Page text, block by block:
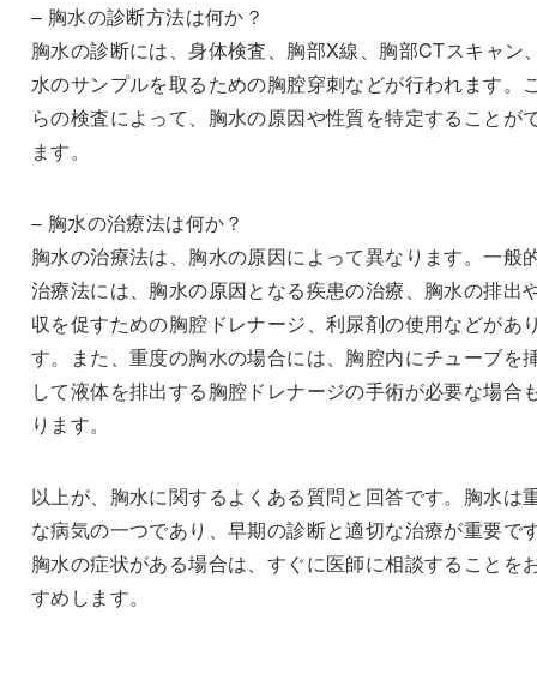
– 胸水の診断方法は何か？
胸水の診断には、身体検査、胸部X線、胸部CTスキャン
水のサンプルを取るための胸腔穿刺などが行われます。
らの検査によって、胸水の原因や性質を特定することが
ます。
– 胸水の治療法は何か？
胸水の治療法は、胸水の原因によって異なります。一般
治療法には、胸水の原因となる疾患の治療、胸水の排出
収を促すための胸腔ドレナージ、利尿剤の使用などがあ
す。また、重度の胸水の場合には、胸腔内にチューブを
して液体を排出する胸腔ドレナージの手術が必要な場合
ります。
以上が、胸水に関するよくある質問と回答です。胸水は
な病気の一つであり、早期の診断と適切な治療が重要で
胸水の症状がある場合は、すぐに医師に相談することを
すめします。